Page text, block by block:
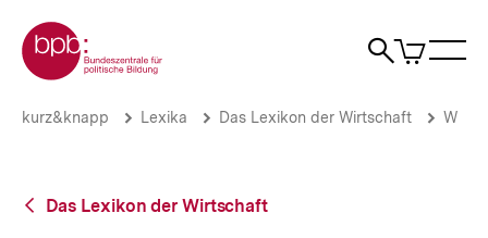
zum
Seiteninhalt
springen
Zur Startseite der bpb
Suche
Artikel
im
Wartezeiten
Brotkrümelnavigation
Pfadnavigation
kurz&knapp Lexika Das Lexikon der Wirtschaft W
Zurück
Das Lexikon der Wirtschaft